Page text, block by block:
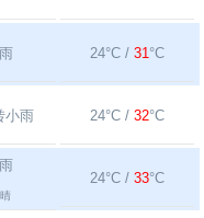
24°C / 31°C
小雨 24°C / 32°C
24°C / 33°C